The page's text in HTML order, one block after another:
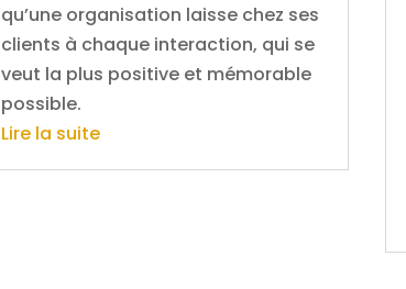
qu’une organisation laisse chez ses
clients à chaque interaction, qui se
veut la plus positive et mémorable
possible.
Lire la suite